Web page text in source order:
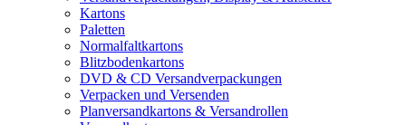
Kartons
Paletten
Normalfaltkartons
Blitzbodenkartons
DVD & CD Versandverpackungen
Verpacken und Versenden
Planversandkartons & Versandrollen